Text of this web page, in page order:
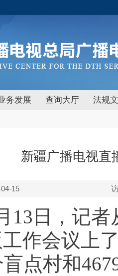
务发展 查询大厅 法规
新疆广播电视直
15
日，记者
作会议上
盲点村和